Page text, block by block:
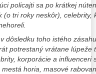
policajti sa po krátkej
(o tri roky neskôr), celebrity,
dôsledku toho istého
potrestaný vrátane lúpeže
korporácie a influenceri
horia, masové